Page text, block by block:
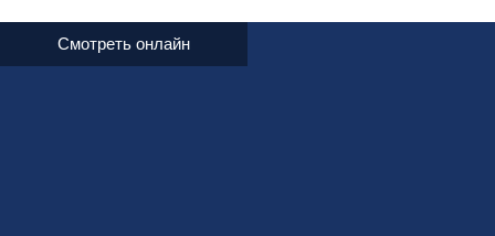
Смотреть онлайн